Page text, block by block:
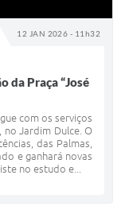
12 JAN 2026 - 11h32
da Praça “José
com os serviços
no Jardim Dulce. O
das Palmas,
e ganhará novas
no estudo e...